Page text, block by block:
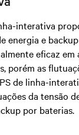
interativa
energia e
eficaz em
porém as
de linha-
da tensão
por baterias.